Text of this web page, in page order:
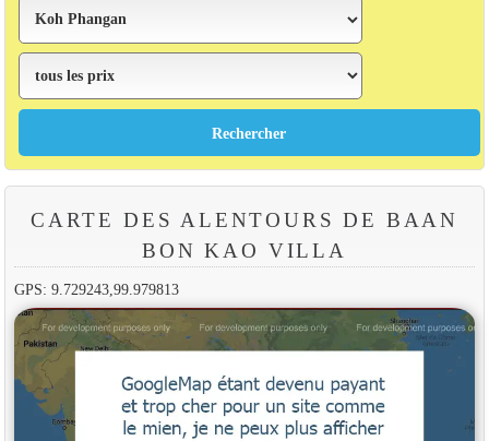
CARTE DES ALENTOURS DE BAAN
BON KAO VILLA
GPS: 9.729243,99.979813